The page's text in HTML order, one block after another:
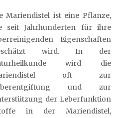
Mariendistel ist eine Pflanze,
seit Jahrhunderten für ihre
Eigenschaften
wird. In der
wird die
oft zur
und zur
der Leberfunktion
in der Mariendistel,